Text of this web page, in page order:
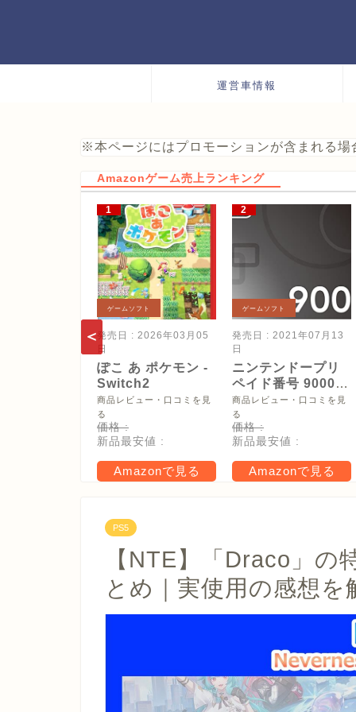
運営車情報
※本ページにはプロモーションが含まれる場
Amazonゲーム売上ランキング
ゲームソフト
発売日 : 2026年03月05
日
ぽこ あ ポケモン -
Switch2
商品レビュー・口コミを見
る
価格 :
新品最安値 :
Amazonで見る
ゲームソフト
発売日 : 2021年07月13
日
ニンテンドープリ
ペイド番号 9000
円|オンラインコー
ド版
商品レビュー・口コミを見
る
価格 :
新品最安値 :
Amazonで見る
PS5
【NTE】「Draco」
とめ｜実使用の感想